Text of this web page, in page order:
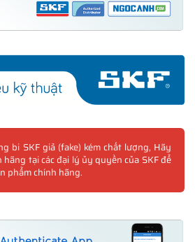
bi SKF giả (fake) kém chất lượng, Hãy
hãng tại các đại lý ủy quyền của SKF để
phẩm chính hãng.